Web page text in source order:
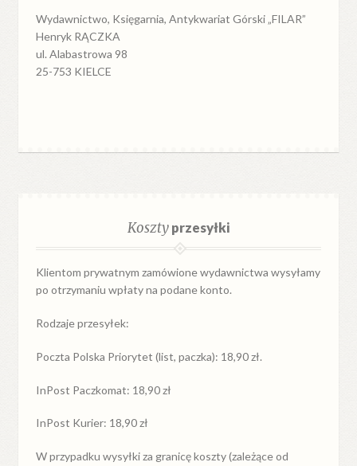
Wydawnictwo, Księgarnia, Antykwariat Górski „FILAR”
Henryk RĄCZKA
ul. Alabastrowa 98
25-753 KIELCE
Kosztyprzesyłki
Klientom prywatnym zamówione wydawnictwa wysyłamy
po otrzymaniu wpłaty na podane konto.
Rodzaje przesyłek:
Poczta Polska Priorytet (list, paczka): 18,90 zł.
InPost Paczkomat: 18,90 zł
InPost Kurier: 18,90 zł
W przypadkuwysyłkiza granicękoszty (zależące od